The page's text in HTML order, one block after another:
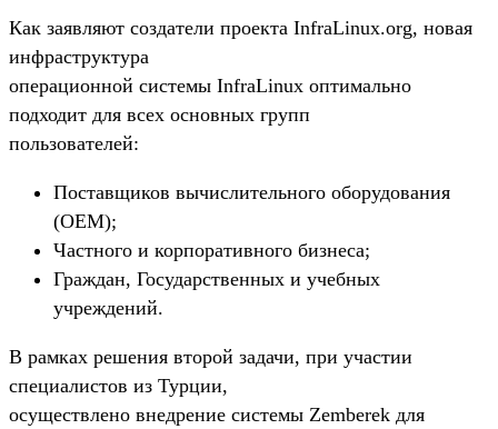
Как заявляют создатели проекта InfraLinux.org, новая
инфраструктура
операционной системы InfraLinux оптимально
подходит для всех основных групп
пользователей:
Поставщиков вычислительного оборудования
(OEM);
Частного и корпоративного бизнеса;
Граждан, Государственных и учебных
учреждений.
В рамках решения второй задачи, при участии
специалистов из Турции,
осуществлено внедрение системы Zemberek для